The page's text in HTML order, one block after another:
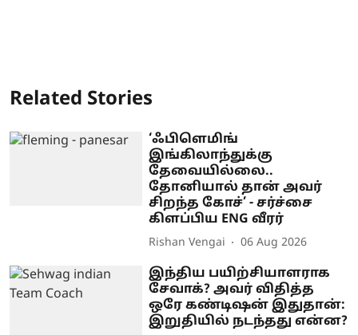
Related Stories
‘ஃபிளெமிங்
இங்கிலாந்துக்கு
தேவையில்லை..
தோனியால் தான் அவர்
சிறந்த கோச்’ - சர்ச்சை
கிளப்பிய ENG வீரர்
Rishan Vengai 06 Aug 2026
இந்திய பயிற்சியாளராக
சேவாக்? அவர் விதித்த
ஒரே கண்டிஷன் இதுதான்:
இறுதியில் நடந்தது என்ன?